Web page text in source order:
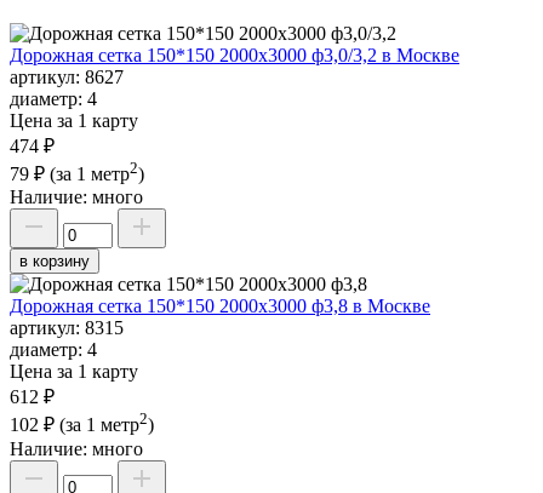
Дорожная сетка 150*150 2000х3000 ф3,0/3,2 в Москве
артикул: 8627
диаметр: 4
Цена за 1 карту
474 ₽
79 ₽ (за 1 метр2)
Наличие: много
в корзину
Дорожная сетка 150*150 2000х3000 ф3,8 в Москве
артикул: 8315
диаметр: 4
Цена за 1 карту
612 ₽
102 ₽ (за 1 метр2)
Наличие: много